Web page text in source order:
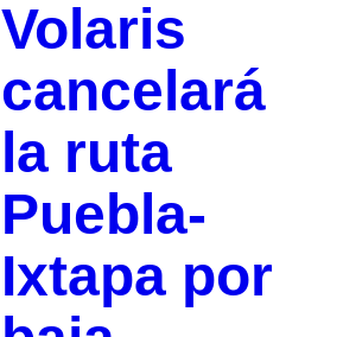
Volaris
cancelará
la ruta
Puebla-
Ixtapa por